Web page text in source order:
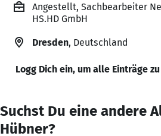
Angestellt, Sachbearbeiter
HS.HD GmbH
Dresden, Deutschland
Logg Dich ein, um alle Einträge
Suchst Du eine andere
Hübner?